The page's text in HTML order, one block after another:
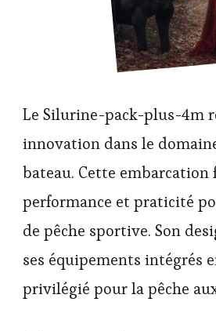
Le Silurine-pack-plus-4m
innovation dans le
bateau. Cette embarcation
performance et praticité
de pêche sportive. Son
ses équipements intégrés
privilégié pour la pêche